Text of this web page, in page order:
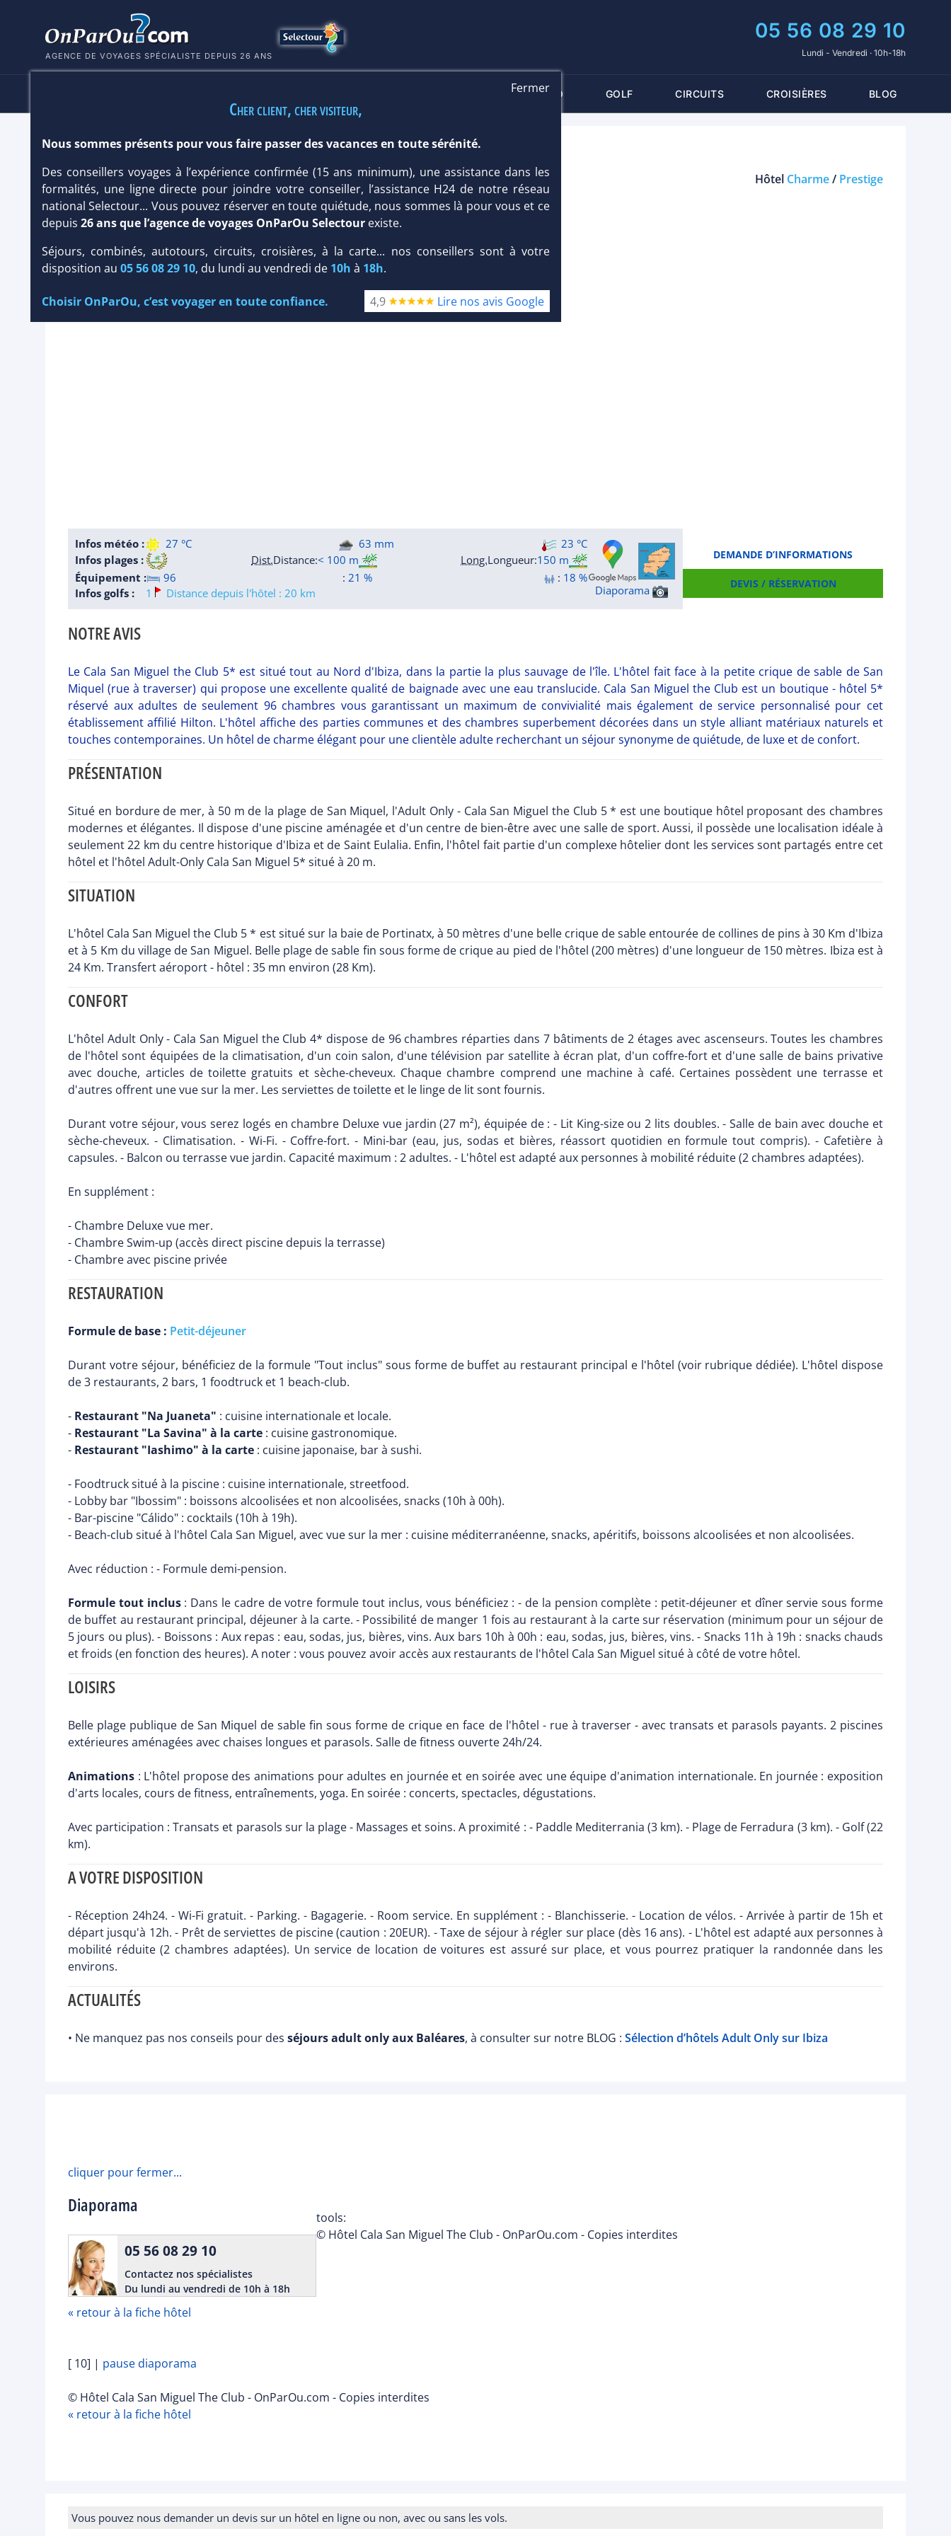
AGENCE DE VOYAGES SPÉCIALISTE DEPUIS 26 ANS
05 56 08 29 10
Lundi - Vendredi · 10h-18h
THALASSO GOLF CIRCUITS CROISIÈRES BLOG
CALA SAN MIGUEL THE CLUB 5*
Baléares /Ibiza Hôtel Charme/ Prestige
DEMANDE D’INFORMATIONS
DEVIS / RÉSERVATION
Infos météo : 27 °C 63 mm
23 °C
Infos plages :
Dist.Distance:< 100 m Long.Longueur:150 m
Équipement :
96 :21 % : 18 %
Infos golfs :
1 Distance depuis l'hôtel : 20 km Diaporama
NOTRE AVIS
Le Cala San Miguel the Club 5* est situé tout au Nord d'Ibiza, dans la partie la plus sauvage de l'île. L'hôtel fait face à la petite crique de sable de San
Miquel (rue à traverser) qui propose une excellente qualité de baignade avec une eau translucide. Cala San Miguel the Club est un boutique - hôtel 5*
réservé aux adultes de seulement 96 chambres vous garantissant un maximum de convivialité mais également de service personnalisé pour cet
établissement affilié Hilton. L'hôtel affiche des parties communes et des chambres superbement décorées dans un style alliant matériaux naturels et
touches contemporaines. Un hôtel de charme élégant pour une clientèle adulte recherchant un séjour synonyme de quiétude, de luxe et de confort.
PRÉSENTATION
Situé en bordure de mer, à 50 m de la plage de San Miquel, l'Adult Only - Cala San Miguel the Club 5 * est une boutique hôtel proposant des chambres
modernes et élégantes. Il dispose d'une piscine aménagée et d'un centre de bien-être avec une salle de sport. Aussi, il possède une localisation idéale à
seulement 22 km du centre historique d'Ibiza et de Saint Eulalia. Enfin, l'hôtel fait partie d'un complexe hôtelier dont les services sont partagés entre cet
hôtel et l'hôtel Adult-Only Cala San Miguel 5* situé à 20 m.
SITUATION
L'hôtel Cala San Miguel the Club 5 * est situé sur la baie de Portinatx, à 50 mètres d'une belle crique de sable entourée de collines de pins à 30 Km d'Ibiza
et à 5 Km du village de San Miguel. Belle plage de sable fin sous forme de crique au pied de l'hôtel (200 mètres) d'une longueur de 150 mètres. Ibiza est à
24 Km. Transfert aéroport - hôtel : 35 mn environ (28 Km).
CONFORT
L'hôtel Adult Only - Cala San Miguel the Club 4* dispose de 96 chambres réparties dans 7 bâtiments de 2 étages avec ascenseurs. Toutes les chambres
de l'hôtel sont équipées de la climatisation, d'un coin salon, d'une télévision par satellite à écran plat, d'un coffre-fort et d'une salle de bains privative
avec douche, articles de toilette gratuits et sèche-cheveux. Chaque chambre comprend une machine à café. Certaines possèdent une terrasse et
d'autres offrent une vue sur la mer. Les serviettes de toilette et le linge de lit sont fournis.
Durant votre séjour, vous serez logés en chambre Deluxe vue jardin (27 m²), équipée de : - Lit King-size ou 2 lits doubles. - Salle de bain avec douche et
sèche-cheveux. - Climatisation. - Wi-Fi. - Coffre-fort. - Mini-bar (eau, jus, sodas et bières, réassort quotidien en formule tout compris). - Cafetière à
capsules. - Balcon ou terrasse vue jardin. Capacité maximum : 2 adultes. - L'hôtel est adapté aux personnes à mobilité réduite (2 chambres adaptées).
En supplément :
- Chambre Deluxe vue mer.
- Chambre Swim-up (accès direct piscine depuis la terrasse)
- Chambre avec piscine privée
RESTAURATION
Formule de base : Petit-déjeuner
Durant votre séjour, bénéficiez de la formule "Tout inclus" sous forme de buffet au restaurant principal e l'hôtel (voir rubrique dédiée). L'hôtel dispose
de 3 restaurants, 2 bars, 1 foodtruck et 1 beach-club.
- Restaurant "Na Juaneta" : cuisine internationale et locale.
- Restaurant "La Savina" à la carte : cuisine gastronomique.
- Restaurant "Iashimo" à la carte : cuisine japonaise, bar à sushi.
- Foodtruck situé à la piscine : cuisine internationale, streetfood.
- Lobby bar "Ibossim" : boissons alcoolisées et non alcoolisées, snacks (10h à 00h).
- Bar-piscine "Cálido" : cocktails (10h à 19h).
- Beach-club situé à l'hôtel Cala San Miguel, avec vue sur la mer : cuisine méditerranéenne, snacks, apéritifs, boissons alcoolisées et non alcoolisées.
Avec réduction : - Formule demi-pension.
Formule tout inclus: Dans le cadre de votre formule tout inclus, vous bénéficiez : - de la pension complète : petit-déjeuner et dîner servie sous forme
de buffet au restaurant principal, déjeuner à la carte. - Possibilité de manger 1 fois au restaurant à la carte sur réservation (minimum pour un séjour de
5 jours ou plus). - Boissons : Aux repas : eau, sodas, jus, bières, vins. Aux bars 10h à 00h : eau, sodas, jus, bières, vins. - Snacks 11h à 19h : snacks chauds
et froids (en fonction des heures). A noter : vous pouvez avoir accès aux restaurants de l'hôtel Cala San Miguel situé à côté de votre hôtel.
LOISIRS
Belle plage publique de San Miquel de sable fin sous forme de crique en face de l'hôtel - rue à traverser - avec transats et parasols payants. 2 piscines
extérieures aménagées avec chaises longues et parasols. Salle de fitness ouverte 24h/24.
Animations : L'hôtel propose des animations pour adultes en journée et en soirée avec une équipe d'animation internationale. En journée : exposition
d'arts locales, cours de fitness, entraînements, yoga. En soirée : concerts, spectacles, dégustations.
Avec participation : Transats et parasols sur la plage - Massages et soins. A proximité : - Paddle Mediterrania (3 km). - Plage de Ferradura (3 km). - Golf (22
km).
A VOTRE DISPOSITION
- Réception 24h24. - Wi-Fi gratuit. - Parking. - Bagagerie. - Room service. En supplément : - Blanchisserie. - Location de vélos. - Arrivée à partir de 15h et
départ jusqu'à 12h. - Prêt de serviettes de piscine (caution : 20EUR). - Taxe de séjour à régler sur place (dès 16 ans). - L'hôtel est adapté aux personnes à
mobilité réduite (2 chambres adaptées). Un service de location de voitures est assuré sur place, et vous pourrez pratiquer la randonnée dans les
environs.
ACTUALITÉS
• Ne manquez pas nos conseils pour des séjours adult only aux Baléares, à consulter sur notre BLOG : Sélection d’hôtels Adult Only sur Ibiza
cliquer pour fermer...
Diaporama
05 56 08 29 10
Contactez nos spécialistes
Du lundi au vendredi de 10h à 18h
tools:
© Hôtel Cala San Miguel The Club - OnParOu.com - Copies interdites
« retour à la fiche hôtel
[ 10] | pause diaporama
© Hôtel Cala San Miguel The Club - OnParOu.com - Copies interdites
« retour à la fiche hôtel
Vous pouvez nous demander un devis sur un hôtel en ligne ou non, avec ou sans les vols.
Fermer
Cher client, cher visiteur,
Nous sommes présents pour vous faire passer des vacances en toute sérénité.
Des conseillers voyages à l’expérience confirmée (15 ans minimum), une assistance dans les
formalités, une ligne directe pour joindre votre conseiller, l’assistance H24 de notre réseau
national Selectour... Vous pouvez réserver en toute quiétude, nous sommes là pour vous et ce
depuis 26 ans que l’agence de voyages OnParOu Selectourexiste.
Séjours, combinés, autotours, circuits, croisières, à la carte... nos conseillers sont à votre
disposition au 05 56 08 29 10, du lundi au vendredi de 10h à 18h.
Choisir OnParOu, c’est voyager en toute confiance. 4,9 Lire nos avis Google